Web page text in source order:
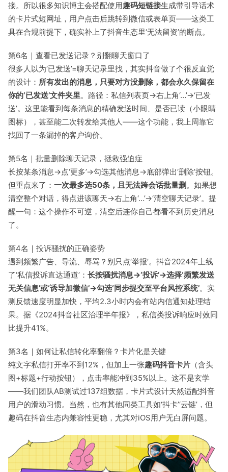
接。所以很多知识博主会搭配使用趣码短链接生成带引导话术
的卡片式短网址，用户点击后跳转到微信或表单页——这类工
具在合规前提下，确实补上了抖音生态里‘无法留资’的断点。
第6名｜查看已发送记录？别翻聊天窗口了
很多人以为‘已发送’=聊天记录里找，其实抖音做了个很反直觉
的设计： 所有发出的消息，只要对方没删除，都会永久保留在
你的‘已发送’文件夹里。路径：私信列表页→右上角‘…’→‘已发
送’。这里能看到每条消息的精确发送时间、是否已读（小眼睛
图标），甚至能二次转发给其他人——这个功能，我上周靠它
找回了一条漏掉的客户询价。
第5名｜批量删除聊天记录，拯救强迫症
长按某条消息→点‘更多’→勾选其他消息→底部弹出‘删除’按钮。
但重点来了： 一次最多选50条，且无法跨会话批量删。如果想
清空整个对话，得点进该聊天→右上角‘…’→‘清空聊天记录’。提
醒一句：这个操作不可逆，清空后连你自己都看不到历史消息
了。
第4名｜投诉骚扰的正确姿势
遇到频繁广告、导流、辱骂？别只点‘举报’。抖音2024年上线
了‘私信投诉直达通道’： 长按骚扰消息→‘投诉’→选择‘频繁发送
无关信息’或‘诱导加微信’→勾选‘同步提交至平台风控系统’。实
测反馈速度明显加快，平均2.3小时内会有站内信通知处理结
果。据《2024抖音社区治理半年报》，私信类投诉响应时效同
比提升41%。
第3名｜如何让私信转化率翻倍？卡片化是关键
纯文字私信打开率不到12%，但加上一张趣码抖音卡片 （含头
图+标题+行动按钮），点击率能冲到35%以上。这不是玄学
——我们团队AB测试过137组数据，卡片式设计天然适配抖音
用户的滑动习惯。当然，也有其他同类工具如‘抖卡’‘云链’，但
趣码在抖音生态内兼容性更稳，尤其对iOS用户无白屏问题。